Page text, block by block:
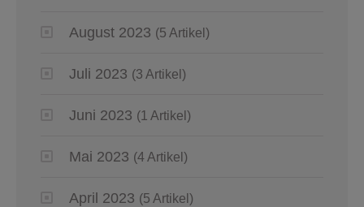
August 2023 (5 Artikel)
Juli 2023 (3 Artikel)
Juni 2023 (1 Artikel)
Mai 2023 (4 Artikel)
April 2023 (5 Artikel)